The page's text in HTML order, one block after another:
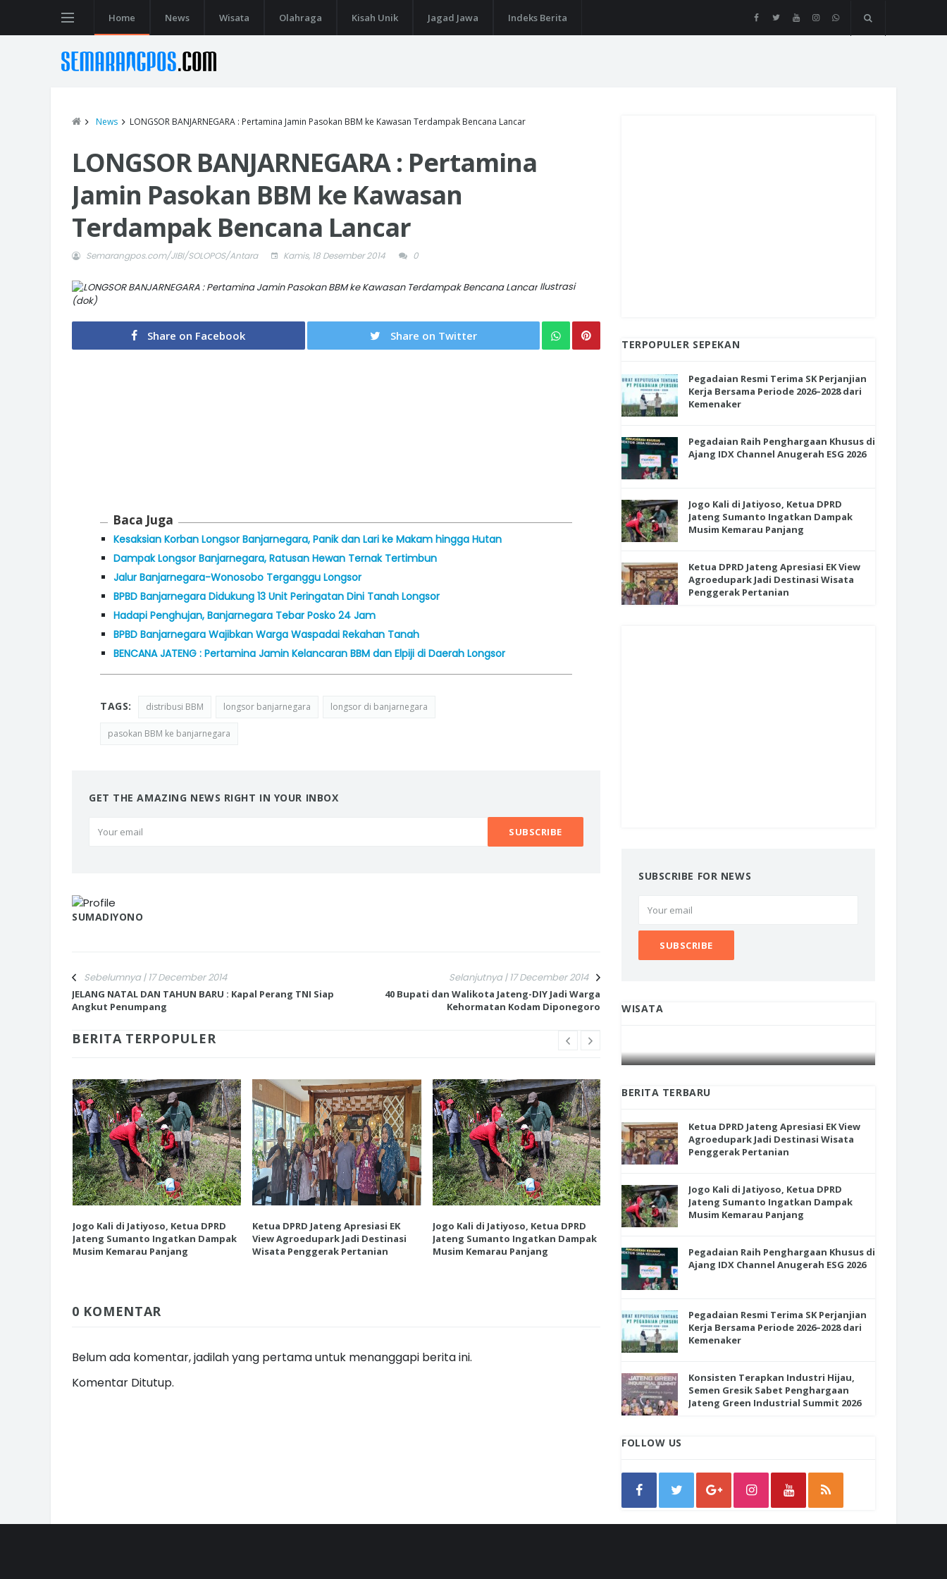
Home News Wisata Olahraga Kisah Unik Jagad Jawa Indeks Berita
News LONGSOR BANJARNEGARA : Pertamina Jamin Pasokan BBM ke Kawasan Terdampak Bencana Lancar
LONGSOR BANJARNEGARA : Pertamina
Jamin Pasokan BBM ke Kawasan
Terdampak Bencana Lancar
Semarangpos.com/JIBI/SOLOPOS/Antara Kamis, 18 Desember 2014 0
Ilustrasi
(dok)
Share on Facebook Share on Twitter
Baca Juga
Kesaksian Korban Longsor Banjarnegara, Panik dan Lari ke Makam hingga Hutan
Dampak Longsor Banjarnegara, Ratusan Hewan Ternak Tertimbun
Jalur Banjarnegara-Wonosobo Terganggu Longsor
BPBD Banjarnegara Didukung 13 Unit Peringatan Dini Tanah Longsor
Hadapi Penghujan, Banjarnegara Tebar Posko 24 Jam
BPBD Banjarnegara Wajibkan Warga Waspadai Rekahan Tanah
BENCANA JATENG : Pertamina Jamin Kelancaran BBM dan Elpiji di Daerah Longsor
TAGS: distribusi BBM longsor banjarnegara longsor di banjarnegara
pasokan BBM ke banjarnegara
GET THE AMAZING NEWS RIGHT IN YOUR INBOX
SUMADIYONO
Sebelumnya | 17 December 2014
JELANG NATAL DAN TAHUN BARU : Kapal Perang TNI Siap
Angkut Penumpang
Selanjutnya | 17 December 2014
40 Bupati dan Walikota Jateng-DIY Jadi Warga
Kehormatan Kodam Diponegoro
BERITA TERPOPULER
Jogo Kali di Jatiyoso, Ketua DPRD
Jateng Sumanto Ingatkan Dampak
Musim Kemarau Panjang
Ketua DPRD Jateng Apresiasi EK
View Agroedupark Jadi Destinasi
Wisata Penggerak Pertanian
Jogo Kali di Jatiyoso, Ketua DPRD
Jateng Sumanto Ingatkan Dampak
Musim Kemarau Panjang
Ketua DPRD Jateng Apresiasi EK
Wisata Penggerak Pertanian
Musim Kemarau Panjang
0 KOMENTAR
Belum ada komentar, jadilah yang pertama untuk menanggapi berita ini.
Komentar Ditutup.
TERPOPULER SEPEKAN
Pegadaian Resmi Terima SK Perjanjian
Kerja Bersama Periode 2026–2028 dari
Kemenaker
Pegadaian Raih Penghargaan Khusus di
Ajang IDX Channel Anugerah ESG 2026
Jogo Kali di Jatiyoso, Ketua DPRD
Jateng Sumanto Ingatkan Dampak
Musim Kemarau Panjang
Ketua DPRD Jateng Apresiasi EK View
Agroedupark Jadi Destinasi Wisata
Penggerak Pertanian
SUBSCRIBE FOR NEWS
WISATA
JAGA KERUKUNAN SAMBUT NATAL
JAGA KERUKUNAN SAMBUT NATAL
BERITA TERBARU
Ketua DPRD Jateng Apresiasi EK View
Agroedupark Jadi Destinasi Wisata
Penggerak Pertanian
Jogo Kali di Jatiyoso, Ketua DPRD
Jateng Sumanto Ingatkan Dampak
Musim Kemarau Panjang
Pegadaian Raih Penghargaan Khusus di
Ajang IDX Channel Anugerah ESG 2026
Pegadaian Resmi Terima SK Perjanjian
Kerja Bersama Periode 2026–2028 dari
Kemenaker
Konsisten Terapkan Industri Hijau,
Semen Gresik Sabet Penghargaan
Jateng Green Industrial Summit 2026
FOLLOW US